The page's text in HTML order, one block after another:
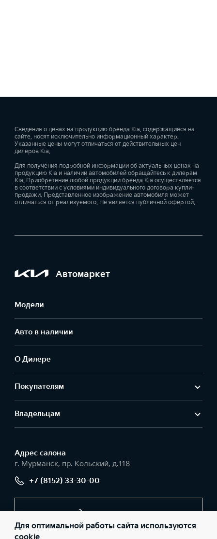
Сведения о ценах на продукцию бренда Kia, содержащиеся на
сайте, носят исключительно информационный характер.
Указанные цены могут отличаться от действительных цен
дилеров Kia.
Для получения подробной информации об актуальных ценах на
продукцию Kia и наличии автомобилей обращайтесь к дилерам
Kia. Приобретение любой продукции бренда Kia осуществляется
в соответствии с условиями индивидуального договора купли-
продажи. Представленное изображение автомобиля может
отличаться от реализуемого. Не является публичной офертой.
Автомаркет
Модели
Авто в наличии
О Дилере
Покупателям
Владельцам
Адрес салонa
г. Мурманск, пр. Кольский, д.118
+7 (8152) 33-30-00
Заказать звонок
Для оптимальной работы сайта используются
cookie